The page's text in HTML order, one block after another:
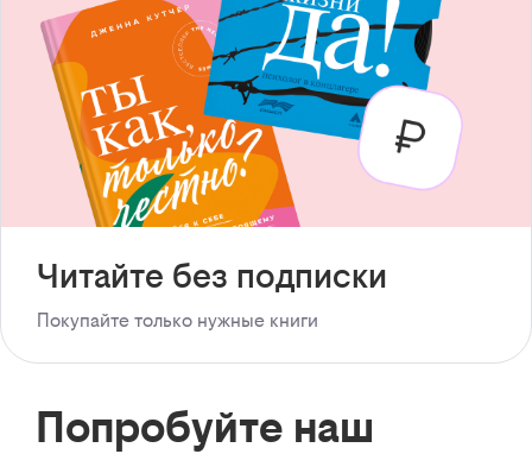
Читайте без подписки
Покупайте только нужные книги
Попробуйте наш